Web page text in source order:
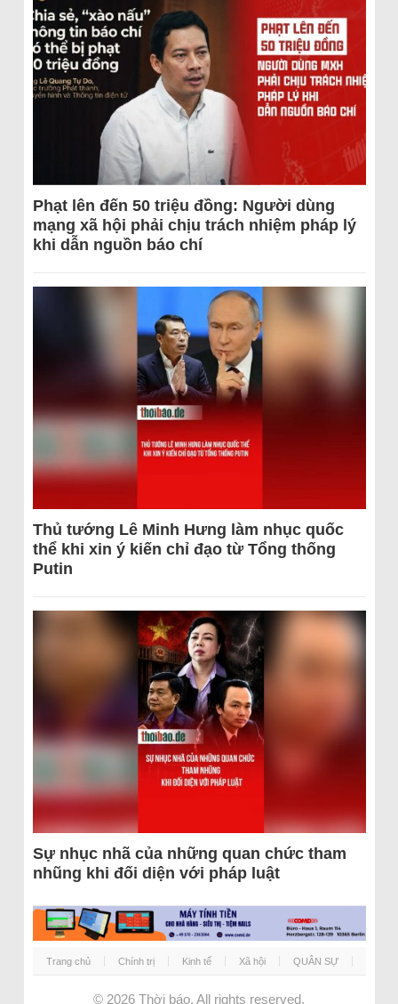
Phạt lên đến 50 triệu đồng: Người dùng
mạng xã hội phải chịu trách nhiệm pháp lý
khi dẫn nguồn báo chí
Thủ tướng Lê Minh Hưng làm nhục quốc
thể khi xin ý kiến chỉ đạo từ Tổng thống
Putin
Sự nhục nhã của những quan chức tham
nhũng khi đối diện với pháp luật
Trang chủ Chính trị Kinh tế Xã hội QUÂN SỰ
© 2026 Thời báo. All rights reserved.